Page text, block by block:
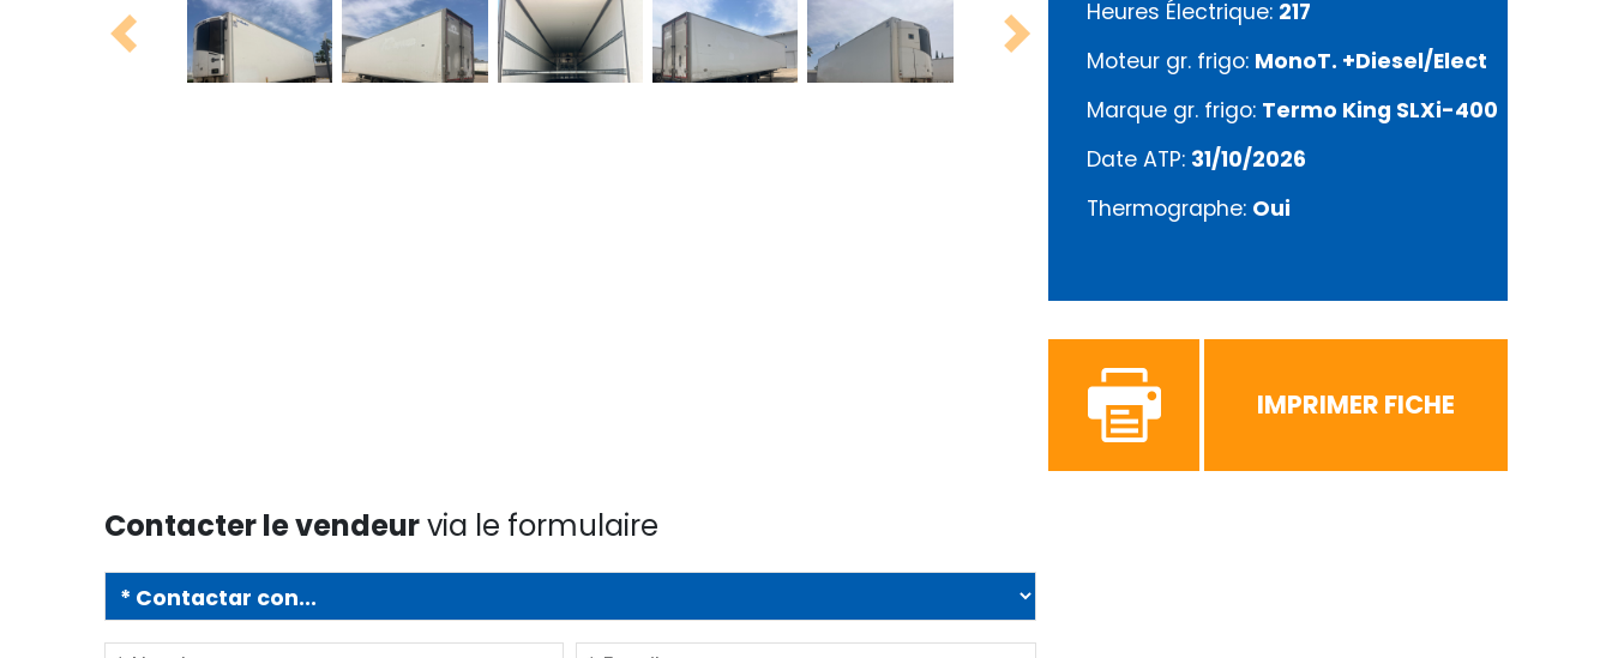
Previous Next
Heures Électrique: 217
Moteur gr. frigo: MonoT. +Diesel/Elect
Marque gr. frigo: Termo King SLXi-400
Date ATP: 31/10/2026
Thermographe: Oui
IMPRIMER FICHE
Contacter le vendeurvia le formulaire